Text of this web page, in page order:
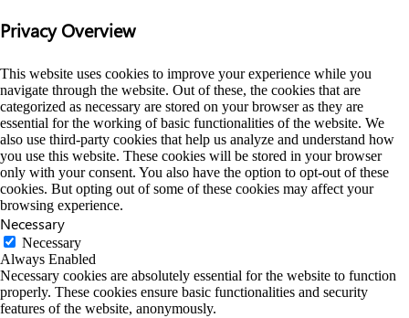
Privacy Overview
This website uses cookies to improve your experience while you
navigate through the website. Out of these, the cookies that are
categorized as necessary are stored on your browser as they are
essential for the working of basic functionalities of the website. We
also use third-party cookies that help us analyze and understand how
you use this website. These cookies will be stored in your browser
only with your consent. You also have the option to opt-out of these
cookies. But opting out of some of these cookies may affect your
browsing experience.
Necessary
Necessary
Always Enabled
Necessary cookies are absolutely essential for the website to function
properly. These cookies ensure basic functionalities and security
features of the website, anonymously.